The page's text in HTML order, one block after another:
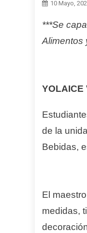
10 Mayo,
***Se
Alimentos
YOLAICE
de la
Bebidas,
El
medidas,